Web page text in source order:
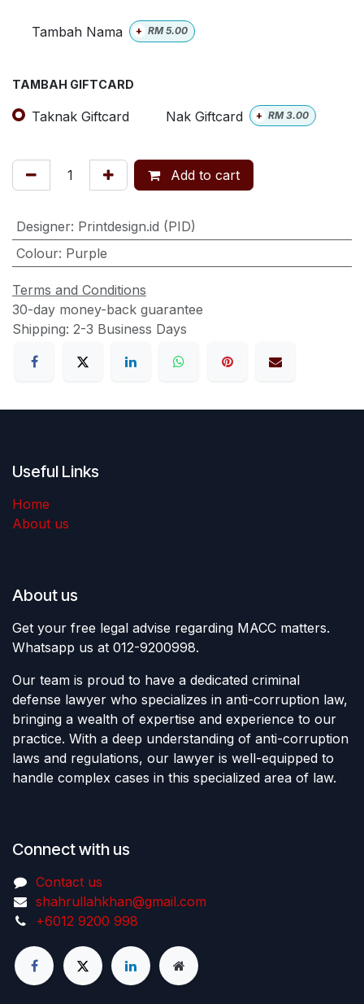
Tambah Nama + RM5.00
TAMBAH GIFTCARD
Taknak Giftcard Nak Giftcard + RM3.00
Add to cart
Designer: Printdesign.id (PID)
Colour: Purple
Terms and Conditions
30-day money-back guarantee
Shipping: 2-3 Business Days
Useful Links
Home
About us
About us
Get your free legal advise regarding MACC matters.
Whatsapp us at 012-9200998.
Our team is proud to have a dedicated criminal
defense lawyer who specializes in anti-corruption law,
bringing a wealth of expertise and experience to our
practice. With a deep understanding of anti-corruption
laws and regulations, our lawyer is well-equipped to
handle complex cases in this specialized area of law.
Connect with us
Contact us
shahrullahkhan@gmail.com
+6012 9200 998